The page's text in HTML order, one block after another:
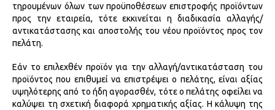
τηρουμένων όλων των προϋποθέσεων επιστροφής προϊόντων
προς την εταιρεία, τότε εκκινείται η διαδικασία αλλαγής/
αντικατάστασης και αποστολής του νέου προϊόντος προς τον
πελάτη.
Εάν το επιλεχθέν προϊόν για την αλλαγή/αντικατάσταση του
προϊόντος που επιθυμεί να επιστρέψει ο πελάτης, είναι αξίας
υψηλότερης από το ήδη αγορασθέν, τότε ο πελάτης οφείλει να
καλύψει τη σχετική διαφορά χρηματικής αξίας. Η κάλυψη της